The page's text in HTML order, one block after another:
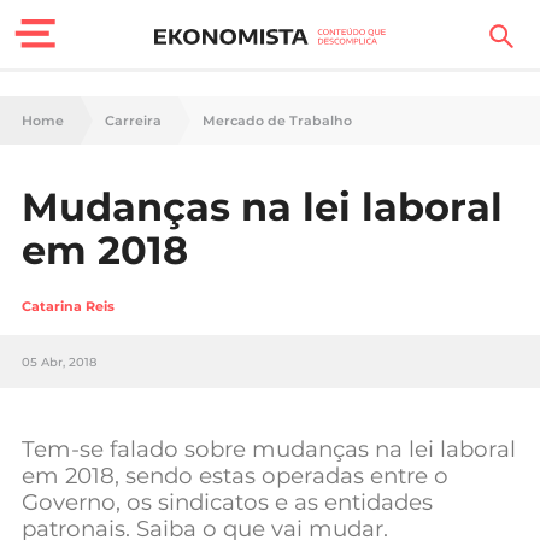
Finanças Pessoais
Carreira
Tecnologia
Negócios
Home Carreira Mercado de Trabalho
Mudanças na lei laboral
em 2018
Catarina Reis
05 Abr, 2018
Tem-se falado sobre mudanças na lei laboral
em 2018, sendo estas operadas entre o
Governo, os sindicatos e as entidades
patronais. Saiba o que vai mudar.